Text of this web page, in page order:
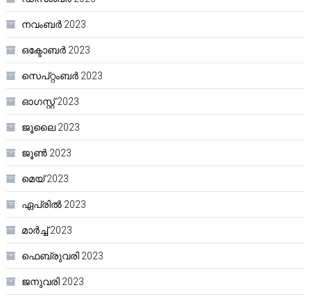
നവംബർ 2023
ഒക്ടോബർ 2023
സെപ്റ്റംബർ 2023
ഓഗസ്റ്റ്‌ 2023
ജൂലൈ 2023
ജൂൺ 2023
മെയ്‌ 2023
ഏപ്രിൽ 2023
മാർച്ച്‌ 2023
ഫെബ്രുവരി 2023
ജനുവരി 2023